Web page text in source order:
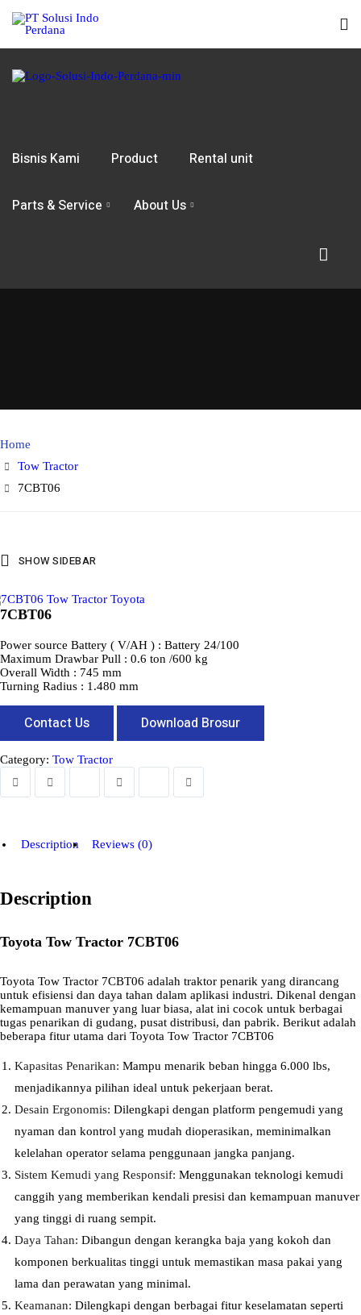
Bisnis Kami Product Rental unit
Parts & Service About Us
Home
Tow Tractor
7CBT06
SHOW SIDEBAR
7CBT06
Power source Battery ( V/AH ) : Battery 24/100
Maximum Drawbar Pull : 0.6 ton /600 kg
Overall Width : 745 mm
Turning Radius : 1.480 mm
Contact Us Download Brosur
Category: Tow Tractor
Description Reviews (0)
Description
Toyota Tow Tractor 7CBT06
Toyota Tow Tractor 7CBT06 adalah traktor penarik yang dirancang
untuk efisiensi dan daya tahan dalam aplikasi industri. Dikenal dengan
kemampuan manuver yang luar biasa, alat ini cocok untuk berbagai
tugas penarikan di gudang, pusat distribusi, dan pabrik. Berikut adalah
beberapa fitur utama dari Toyota Tow Tractor 7CBT06
Kapasitas Penarikan: Mampu menarik beban hingga 6.000 lbs,
menjadikannya pilihan ideal untuk pekerjaan berat.
Desain Ergonomis: Dilengkapi dengan platform pengemudi yang
nyaman dan kontrol yang mudah dioperasikan, meminimalkan
kelelahan operator selama penggunaan jangka panjang.
Sistem Kemudi yang Responsif: Menggunakan teknologi kemudi
canggih yang memberikan kendali presisi dan kemampuan manuver
yang tinggi di ruang sempit.
Daya Tahan: Dibangun dengan kerangka baja yang kokoh dan
komponen berkualitas tinggi untuk memastikan masa pakai yang
lama dan perawatan yang minimal.
Keamanan: Dilengkapi dengan berbagai fitur keselamatan seperti